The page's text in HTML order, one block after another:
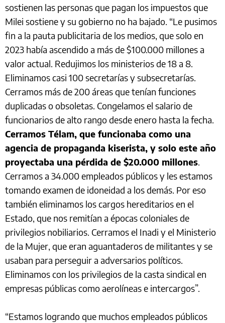
sostienen las personas que pagan los impuestos que
Milei sostiene y su gobierno no ha bajado. “Le pusimos
fin a la pauta publicitaria de los medios, que solo en
2023 había ascendido a más de $100.000 millones a
valor actual. Redujimos los ministerios de 18 a 8.
Eliminamos casi 100 secretarías y subsecretarías.
Cerramos más de 200 áreas que tenían funciones
duplicadas o obsoletas. Congelamos el salario de
funcionarios de alto rango desde enero hasta la fecha.
Cerramos Télam, que funcionaba como una
agencia de propaganda kiserista, y solo este año
proyectaba una pérdida de $20.000 millones.
Cerramos a 34.000 empleados públicos y les estamos
tomando examen de idoneidad a los demás. Por eso
también eliminamos los cargos hereditarios en el
Estado, que nos remitían a épocas coloniales de
privilegios nobiliarios. Cerramos el Inadi y el Ministerio
de la Mujer, que eran aguantaderos de militantes y se
usaban para perseguir a adversarios políticos.
Eliminamos con los privilegios de la casta sindical en
empresas públicas como aerolíneas e intercargos”.
“Estamos logrando que muchos empleados públicos